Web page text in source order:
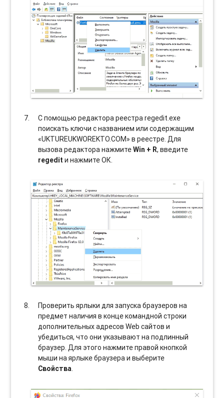
С помощью редактора реестра regedit.exe
поискать ключи с названием или содержащим
«UKTUREUKWOREKTO.COM» в реестре. Для
вызова редактора нажмитеWin + R, введите
regedit и нажмите ОК.
Проверить ярлыки для запуска браузеров на
предмет наличия в конце командной строки
дополнительных адресов Web сайтов и
убедиться, что они указывают на подлинный
браузер. Для этого нажмите правой кнопкой
мыши на ярлыке браузера и выберите
Свойства.